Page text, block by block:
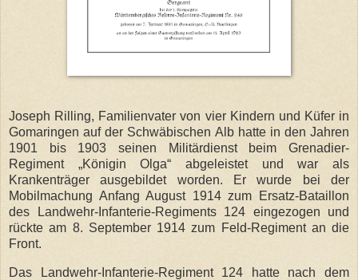
Joseph Rilling, Familienvater von vier Kindern und Küfer in
Gomaringen auf der Schwäbischen Alb hatte in den Jahren
1901 bis 1903 seinen Militärdienst beim Grenadier-
Regiment „Königin Olga“ abgeleistet und war als
Krankenträger ausgebildet worden. Er wurde bei der
Mobilmachung Anfang August 1914 zum Ersatz-Bataillon
des Landwehr-Infanterie-Regiments 124 eingezogen und
rückte am 8. September 1914 zum Feld-Regiment an die
Front.
Das Landwehr-Infanterie-Regiment 124 hatte nach dem